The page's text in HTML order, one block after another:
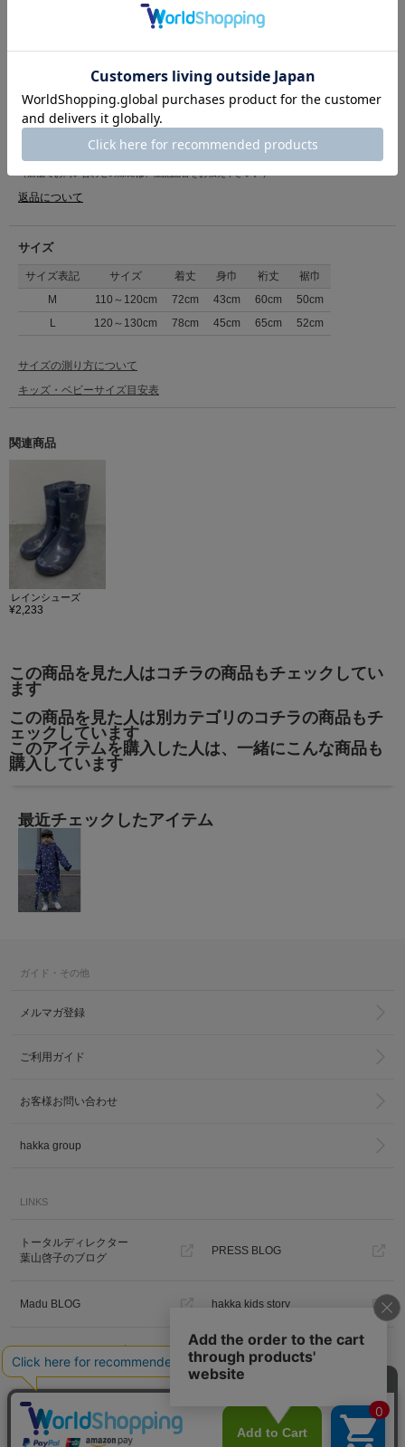
[品番：03001220]
※商品画像はサンプルのため、色味やサイズ等の仕様に変更がある場合がご
ざいますので、予めご了承ください。
格はサイト表記の価格となります。
※箱の破損や補強している場合がございますので予めご了承下さい。
原産国 中国
商品コード
返品について
サイズ
サイズ表記 サイズ 着丈 身巾 裄丈
裾巾
M
110～120cm 72cm 43cm 60cm
50cm
L
120～130cm 78cm 45cm 65cm 52cm
サイズの測り方について
キッズ・ベビーサイズ目安表
関連商品
レインシューズ
¥2,233
この商品を見た人はコチラの商品もチェックしてい
ます
この商品を見た人は別カテゴリのコチラの商品もチ
ェックしています
このアイテムを購入した人は、一緒にこんな商品も
購入しています
最近チェックしたアイテム
ガイド・その他
メルマガ登録
ご利用ガイド
お客様お問い合わせ
hakka group
LINKS
トータルディレクター
葉山啓子のブログ
PRESS BLOG
Madu BLOG hakka kids story
Hakka Online Shopギフトラッピ
ング
プライバシーポリシー ご利用規約